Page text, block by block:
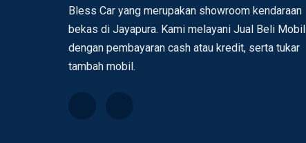
Bless Car yang merupakan showroom kendaraan
bekas di Jayapura. Kami melayani Jual Beli Mobil
dengan pembayaran cash atau kredit, serta tukar
tambah mobil.